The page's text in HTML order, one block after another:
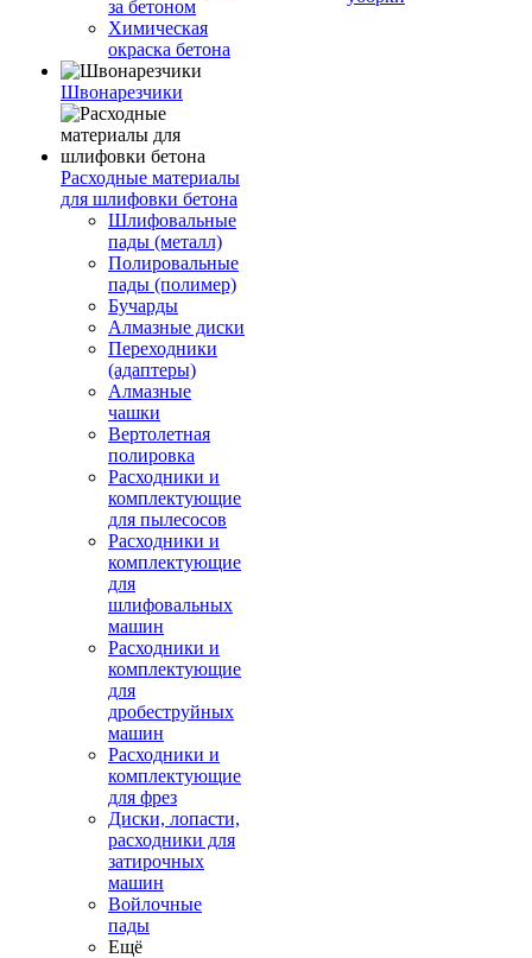
за бетоном
Химическая
окраска бетона
Швонарезчики
Расходные материалы
для шлифовки бетона
Шлифовальные
пады (металл)
Полировальные
пады (полимер)
Бучарды
Алмазные диски
Переходники
(адаптеры)
Алмазные
чашки
Вертолетная
полировка
Расходники и
комплектующие
для пылесосов
Расходники и
комплектующие
для
шлифовальных
машин
Расходники и
комплектующие
для
дробеструйных
машин
Расходники и
комплектующие
для фрез
Диски, лопасти,
расходники для
затирочных
машин
Войлочные
пады
Ещё